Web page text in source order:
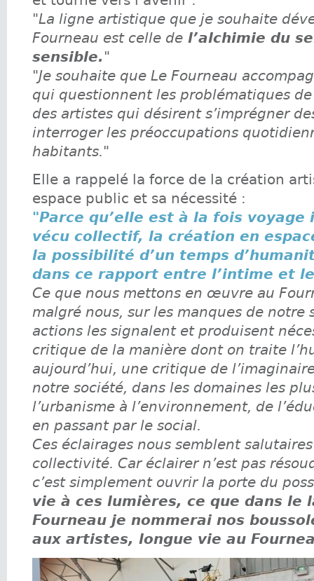
"La ligne artistique que je souhaite
Fourneau est celle de l’alchimie du
sensible. "
"Je souhaite que Le Fourneau
qui questionnent les problématiques
des artistes qui désirent s’imprégner
interroger les préoccupations
habitants."
Elle a rappelé la force de la création
espace public et sa nécessité :
"Parce qu’elle est à la fois
vécu collectif, la création en
la possibilité d’un temps
dans ce rapport entre l’intime et
Ce que nous mettons en œuvre au
malgré nous, sur les manques de notre
actions les signalent et produisent
critique de la manière dont on traite
aujourd’hui, une critique de
notre société, dans les domaines les
l’urbanisme à l’environnement, de
en passant par le social.
Ces éclairages nous semblent
collectivité. Car éclairer n’est pas
c’est simplement ouvrir la porte du
vie à ces lumières, ce que dans le
Fourneau je nommerai nos
aux artistes, longue vie au